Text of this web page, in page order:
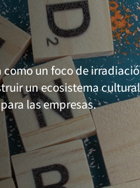
un foco de
un ecosistema
las empresas.